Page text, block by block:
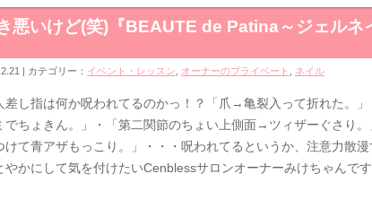
悪いけど(笑)『BEAUTE de Patina～ジェルネ
| カテゴリー： イベント・レッスン オーナーのプライベート ネイル
差し指は何か呪われてるのかっ！？「爪→亀裂入って折れた。
ちょきん。」・「第二関節のちょい上側面→ツィザーぐさり。
て青アザもっこり。」・・・呪われてるというか、注意力散漫
やかにして気を付けたいCenblessサロンオーナーみけちゃんで